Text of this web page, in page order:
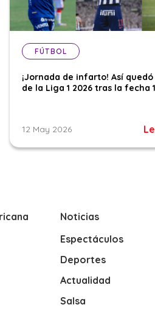
FÚTBOL
¡Jornada de infarto! Así
de la Liga 1 2026 tras la fecha
12 May 2026
Noticias
Espectáculos
Deportes
Actualidad
Salsa